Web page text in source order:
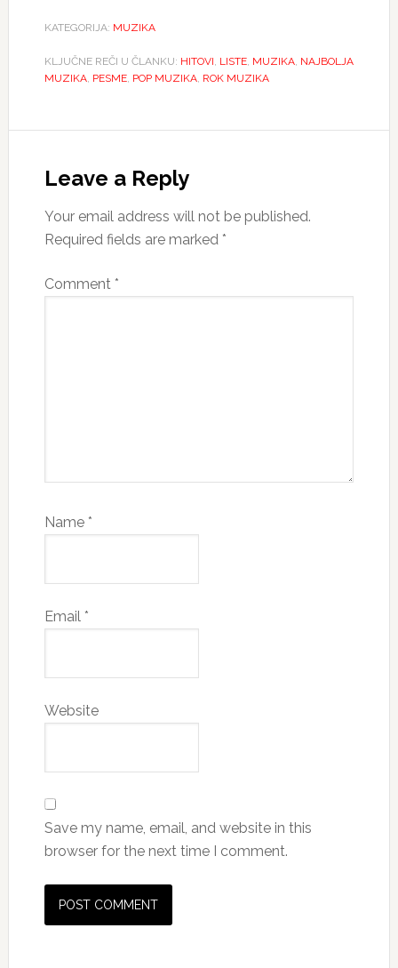
KATEGORIJA: MUZIKA
KLJUČNE REČI U ČLANKU: HITOVI, LISTE, MUZIKA, NAJBOLJA
MUZIKA, PESME, POP MUZIKA, ROK MUZIKA
Interactions
Leave a Reply
Your email address will not be published.
Required fields are marked *
Comment *
Name *
Email *
Website
Save my name, email, and website in this
browser for the next time I comment.